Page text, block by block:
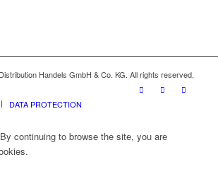
Handels GmbH & Co. KG. All rights reserved,
DATA PROTECTION
continuing to browse the site, you are